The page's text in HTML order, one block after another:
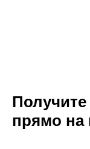
прямо на